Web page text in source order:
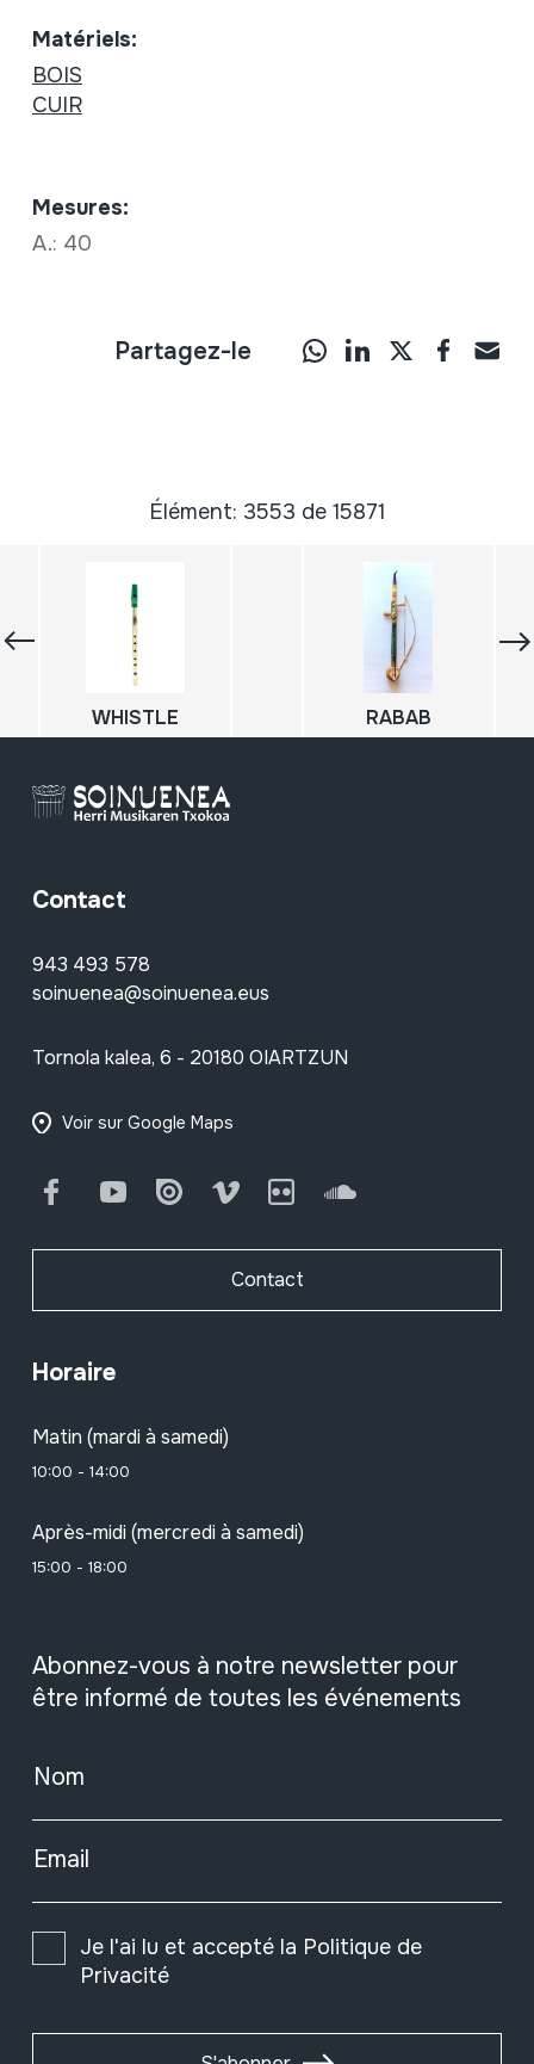
Matériels:
BOIS
CUIR
Mesures:
A.: 40
Partagez-le
Élément: 3553 de 15871
WHISTLE RABAB
Contact
943 493 578
soinuenea@soinuenea.eus
Tornola kalea, 6 - 20180 OIARTZUN
Voir sur Google Maps
FacebookYoutube Issuu Vimeo Flickr SoundCloud
Contact
Horaire
Matin (mardi à samedi)
10:00 - 14:00
Après-midi (mercredi à samedi)
15:00 - 18:00
Abonnez-vous à notre newsletter pour
être informé de toutes les événements
Nom
Email
Je l'ai lu et accepté la Politique de
Privacité